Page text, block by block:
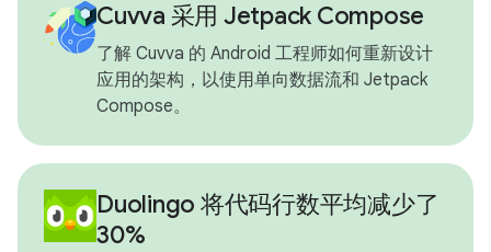
Cuvva 采用 Jetpack Compose
了解 Cuvva 的 Android 工程师如何重新设计
应用的架构，以使用单向数据流和 Jetpack
Compose。
Duolingo 将代码行数平均减少了
30%